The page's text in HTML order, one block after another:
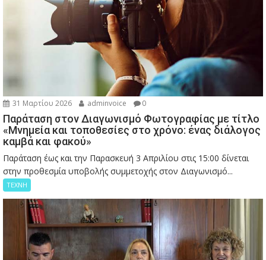
31 Μαρτίου 2026 adminvoice 0
Παράταση στον Διαγωνισμό Φωτογραφίας με τίτλο
«Μνημεία και τοποθεσίες στο χρόνο: ένας διάλογος
καμβά και φακού»
Παράταση έως και την Παρασκευή 3 Απριλίου στις 15:00 δίνεται
στην προθεσμία υποβολής συμμετοχής στον Διαγωνισμό...
ΤΕΧΝΗ